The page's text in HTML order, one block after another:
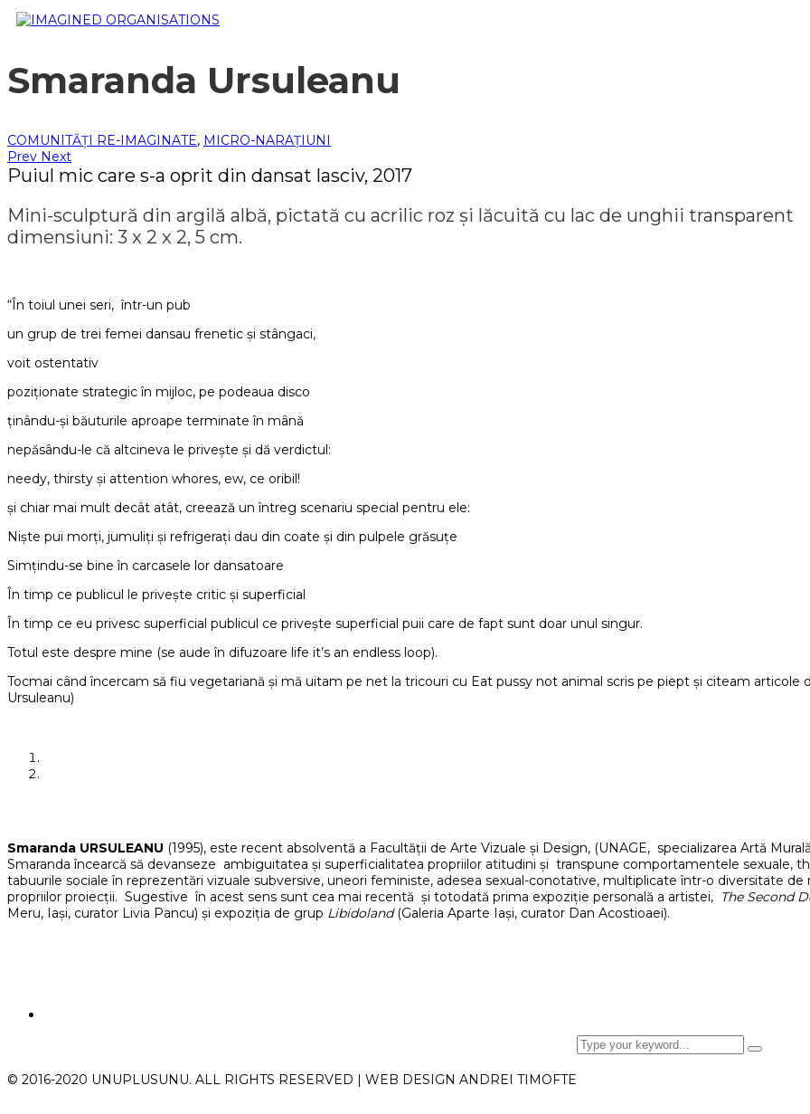
Smaranda Ursuleanu
COMUNITĂȚI RE-IMAGINATE, MICRO-NARAȚIUNI
Prev Next
Puiul mic care s-a oprit din dansat lasciv, 2017
Mini-sculptură din argilă albă, pictată cu acrilic roz și lăcuită cu lac de unghii transparent
dimensiuni: 3 x 2 x 2, 5 cm.
“În toiul unei seri, într-un pub
un grup de trei femei dansau frenetic și stângaci,
voit ostentativ
poziționate strategic în mijloc, pe podeaua disco
ținându-și băuturile aproape terminate în mână
nepăsându-le că altcineva le privește și dă verdictul:
needy, thirsty și attention whores, ew, ce oribil!
și chiar mai mult decât atât, creează un întreg scenariu special pentru ele:
Niște pui morți, jumuliți și refrigerați dau din coate și din pulpele grăsuțe
Simțindu-se bine în carcasele lor dansatoare
În timp ce publicul le privește critic și superficial
În timp ce eu privesc superficial publicul ce privește superficial puii care de fapt sunt doar unul singur.
Totul este despre mine (se aude în difuzoare life it’s an endless loop).
Tocmai când încercam să fiu vegetariană și mă uitam pe net la tricouri cu Eat pussy not animal scris pe piept și citeam articole
Ursuleanu)
Smaranda URSULEANU (1995), este recent absolventă a Facultății de Arte Vizuale și Design, (UNAGE, specializarea Artă
Smaranda încearcă să devanseze ambiguitatea și superficialitatea propriilor atitudini și transpune comportamentele sexuale,
tabuurile sociale în reprezentări vizuale subversive, uneori feministe, adesea sexual-conotative, multiplicate într-o diversitate
propriilor proiecții. Sugestive în acest sens sunt cea mai recentă și totodată prima expoziție personală a artistei, The Second
Meru, Iași, curator Livia Pancu) și expoziția de grup Libidoland(Galeria Aparte Iași, curator Dan Acostioaei).
© 2016-2020 UNUPLUSUNU. ALL RIGHTS RESERVED | WEB DESIGN ANDREI TIMOFTE